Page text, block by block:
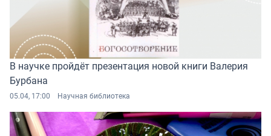
В научке пройдёт презентация новой книги Валерия
Бурбана
05.04, 17:00 Научная библиотека